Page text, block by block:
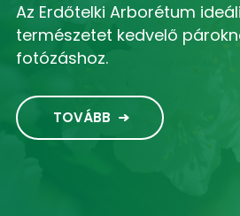
Az Erdőtelki Arborétum
természetet kedvelő
fotózáshoz.
TOVÁBB